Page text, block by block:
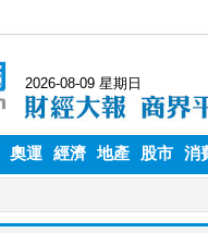
奧運 經濟 地產 股市 消